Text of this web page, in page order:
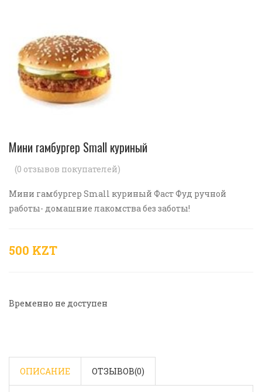
Мини гамбургер Small куриный
(0 отзывов покупателей)
Мини гамбургер Small куриный Фаст Фуд ручной
работы- домашние лакомства без заботы!
500 KZT
Временно не доступен
ОПИСАНИЕ ОТЗЫВОВ(0)